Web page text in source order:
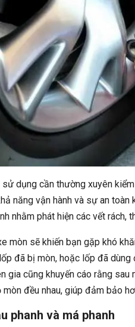
sử dụng cần thường xuyên
năng vận hành và sự an
nhằm phát hiện các vết
mòn sẽ khiến bạn gặp khó
đã bị mòn, hoặc lốp đã
gia cũng khuyến cáo rằng
đều nhau, giúp đảm bảo
phanh và má phanh